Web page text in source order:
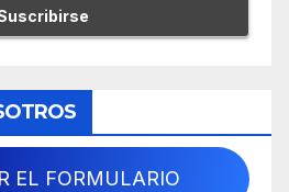
EL FORMULARIO